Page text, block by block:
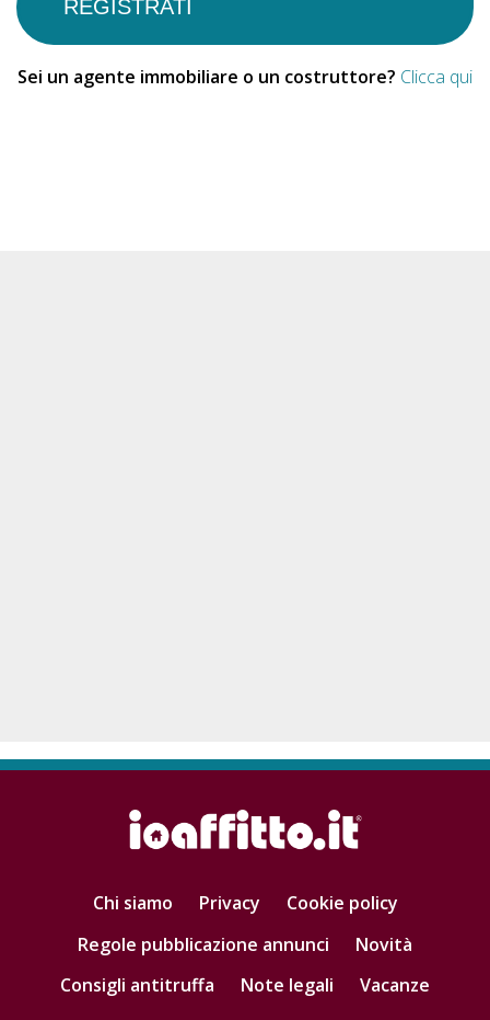
Sei un agente immobiliare o un costruttore? Clicca qui
Chi siamo Privacy
Cookie policy
Regole pubblicazione annunci
Novità
Consigli antitruffa
Note legali
Vacanze